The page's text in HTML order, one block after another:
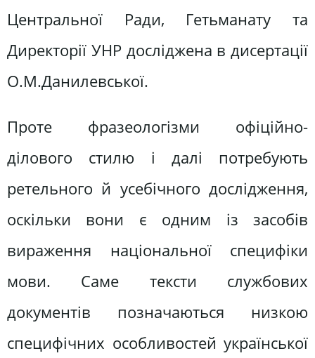
Центральної Ради, Гетьманату та
Директорії УНР досліджена в дисертації
О.М.Данилевської.
Проте фразеологізми офіційно-
ділового стилю і далі потребують
ретельного й усебічного дослідження,
оскільки вони є одним із засобів
вираження національної специфіки
мови. Саме тексти службових
документів позначаються низкою
специфічних особливостей української